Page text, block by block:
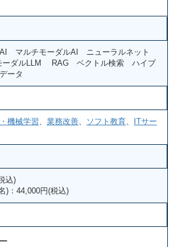
マルチモーダルAI ニューラルネット
ーダルLLM RAG ベクトル検索 ハイブ
ータ
機械学習 業務改善 ソフト教育
ITサー
込)
)：44,000円(税込)